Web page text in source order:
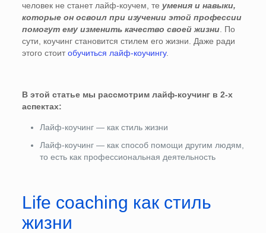
человек не станет лайф-коучем, те умения и навыки,
которые он освоил при изучении этой профессии
помогут ему изменить качество своей жизни. По
сути, коучинг становится стилем его жизни. Даже ради
этого стоитобучиться лайф-коучингу.
В этой статье мы рассмотрим лайф-коучинг в 2-х
аспектах:
Лайф-коучинг — как стиль жизни
Лайф-коучинг — как способ помощи другим людям,
то есть как профессиональная деятельность
Life coaching как стиль
жизни